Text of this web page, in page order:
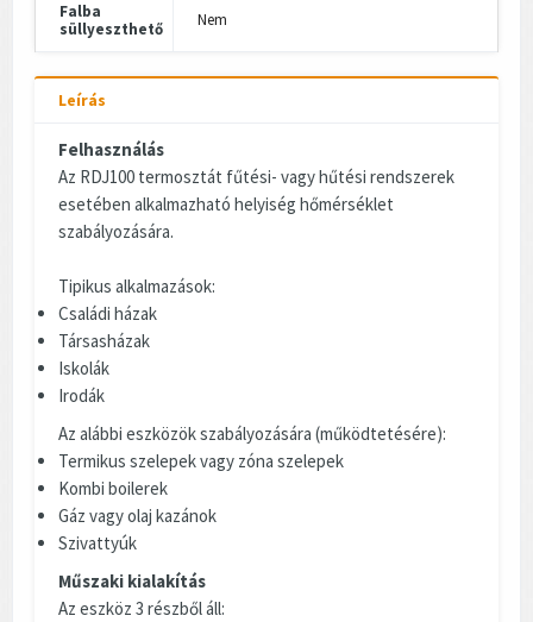
Falba
süllyeszthető
Nem
Leírás
Felhasználás
Az RDJ100 termosztát fűtési- vagy hűtési rendszerek
esetében alkalmazható helyiség hőmérséklet
szabályozására.
Tipikus alkalmazások:
Családi házak
Társasházak
Iskolák
Irodák
Az alábbi eszközök szabályozására (működtetésére):
Termikus szelepek vagy zóna szelepek
Kombi boilerek
Gáz vagy olaj kazánok
Szivattyúk
Műszaki kialakítás
Az eszköz 3 részből áll: